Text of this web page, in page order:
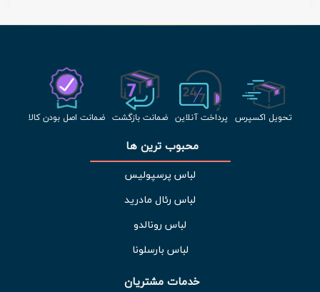
تحویل اکسپرس پرداخت آنلاین ضمانت بازگشت ضمانت اصل بودن کالا
محبوب ترین ها
لباس پرسپولیس
لباس رئال مادرید
لباس رونالدو
لباس بارسلونا
خدمات مشتریان